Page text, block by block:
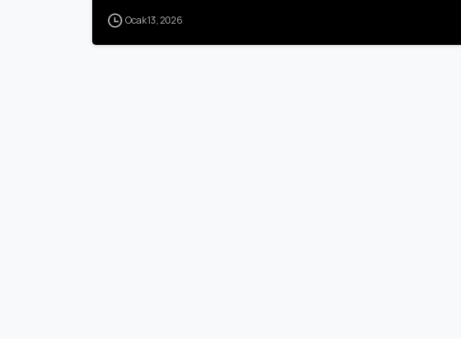
Ocak 13, 2026